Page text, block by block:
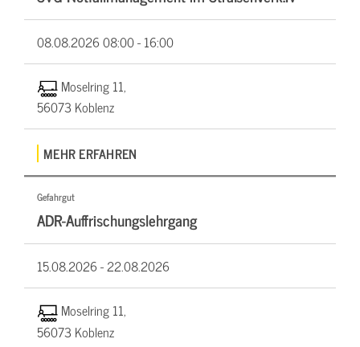
08.08.202608:00 - 16:00
Moselring 11,
56073 Koblenz
MEHR ERFAHREN
Gefahrgut
ADR-Auffrischungslehrgang
15.08.2026 -22.08.2026
Moselring 11,
56073 Koblenz